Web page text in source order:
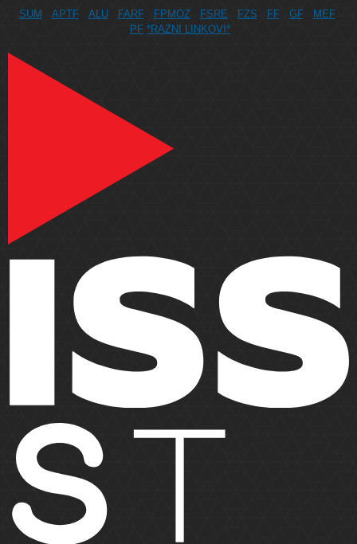
SUM APTF ALU FARF FPMOZ FSRE FZS FF GF
MEF
PF *RAZNI LINKOVI*